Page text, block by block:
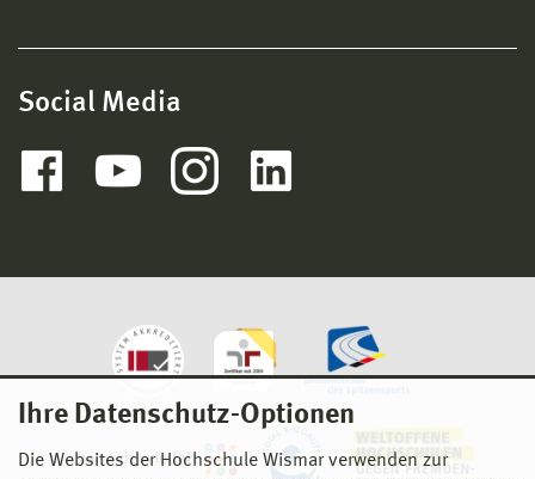
Ihre Datenschutz-Optionen
Die Websites der Hochschule Wismar verwenden zur
Social Media